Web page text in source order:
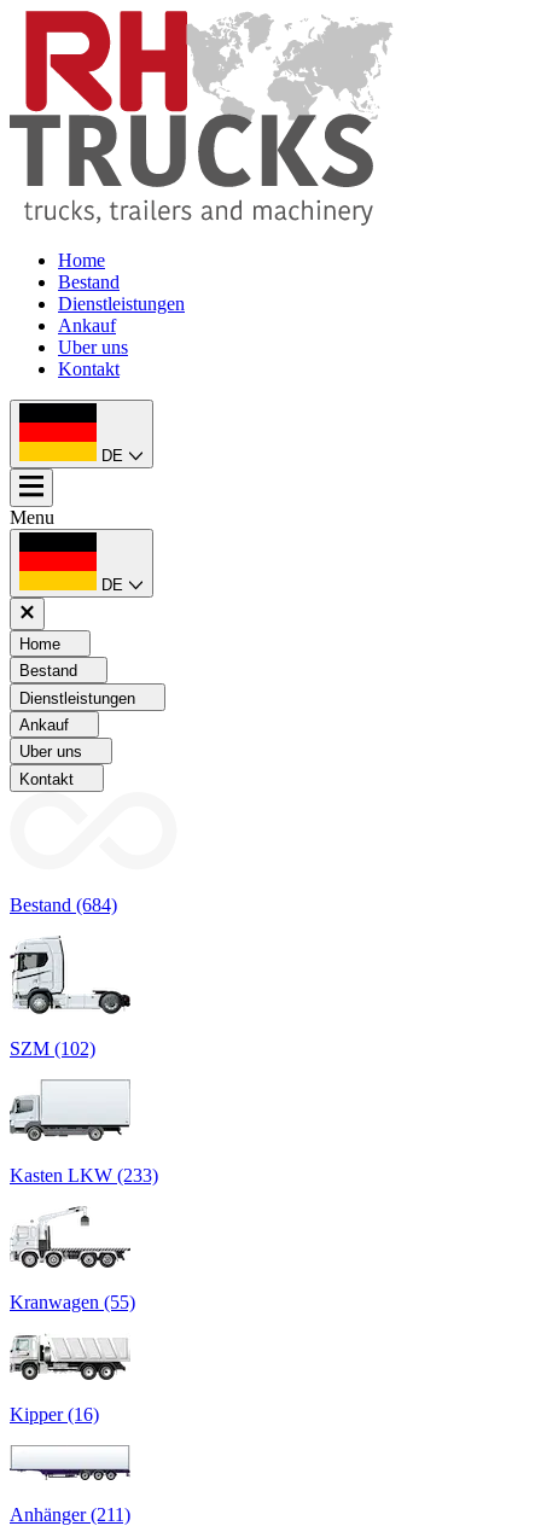
Home
Bestand
Dienstleistungen
Ankauf
Uber uns
Kontakt
DE
Menu
DE
Home
Bestand
Dienstleistungen
Ankauf
Uber uns
Kontakt
Bestand (684)
SZM (102)
Kasten LKW (233)
Kranwagen (55)
Kipper (16)
Anhänger (211)